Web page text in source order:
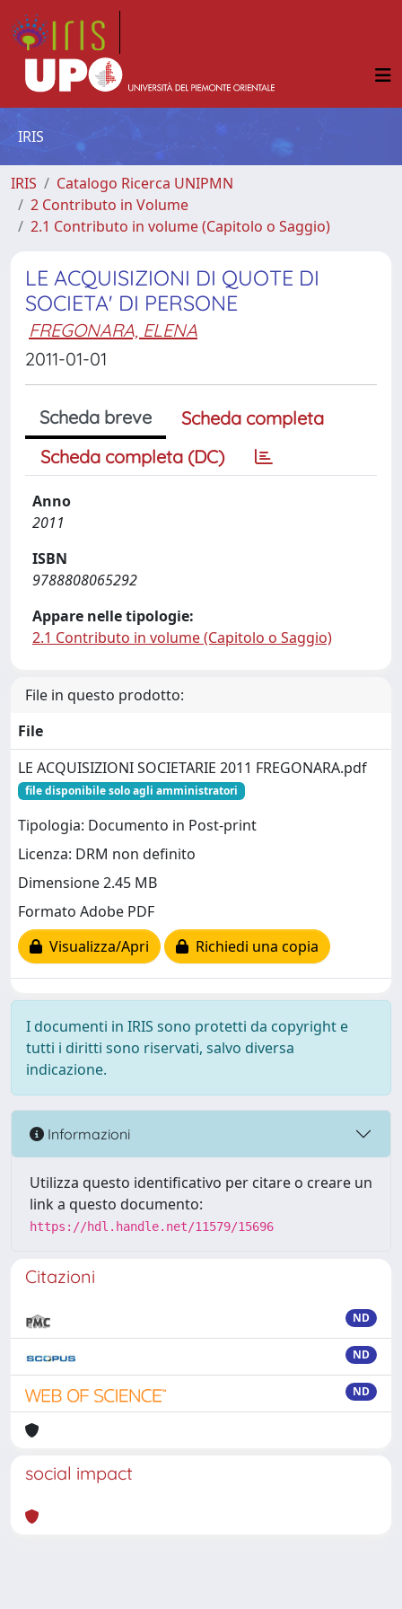
IRIS
IRIS
Catalogo Ricerca UNIPMN
2 Contributo in Volume
2.1 Contributo in volume (Capitolo o Saggio)
LE ACQUISIZIONI DI QUOTE DI
SOCIETA' DI PERSONE
FREGONARA, ELENA
2011-01-01
Scheda breve
Scheda completa
Scheda completa (DC)
Anno
2011
ISBN
9788808065292
Appare nelle tipologie:
2.1 Contributo in volume (Capitolo o Saggio)
File in questo prodotto:
File
LE ACQUISIZIONI SOCIETARIE 2011 FREGONARA.pdf
file disponibile solo agli amministratori
Tipologia: Documento in Post-print
Licenza: DRM non definito
Dimensione 2.45 MB
Formato Adobe PDF
Visualizza/Apri
Richiedi una copia
I documenti in IRIS sono protetti da copyright e
tutti i diritti sono riservati, salvo diversa
indicazione.
Informazioni
Utilizza questo identificativo per citare o creare un
link a questo documento:
https://hdl.handle.net/11579/15696
Citazioni
ND
ND
ND
social impact